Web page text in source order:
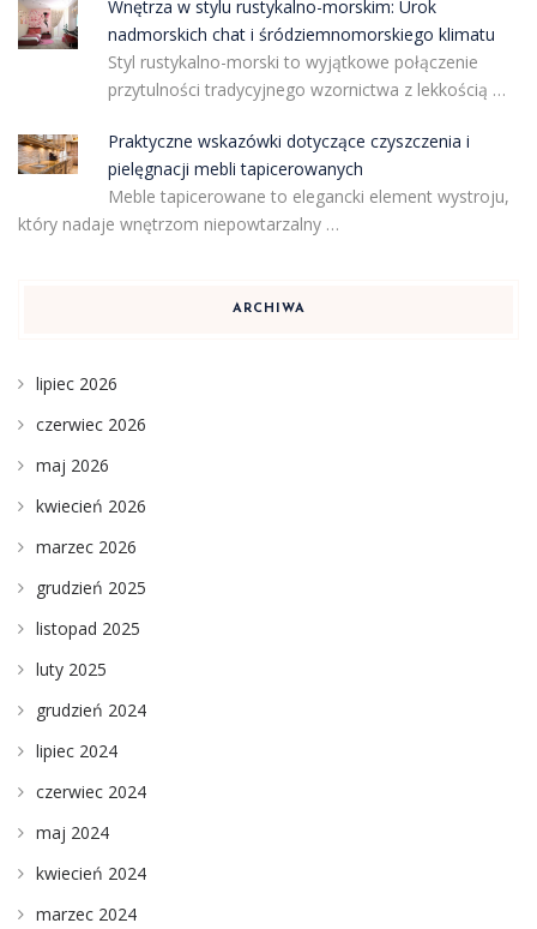
Wnętrza w stylu rustykalno-morskim: Urok
nadmorskich chat i śródziemnomorskiego klimatu
Styl rustykalno-morski to wyjątkowe połączenie
przytulności tradycyjnego wzornictwa z lekkością …
Praktyczne wskazówki dotyczące czyszczenia i
pielęgnacji mebli tapicerowanych
Meble tapicerowane to elegancki element wystroju,
który nadaje wnętrzom niepowtarzalny …
ARCHIWA
lipiec 2026
czerwiec 2026
maj 2026
kwiecień 2026
marzec 2026
grudzień 2025
listopad 2025
luty 2025
grudzień 2024
lipiec 2024
czerwiec 2024
maj 2024
kwiecień 2024
marzec 2024